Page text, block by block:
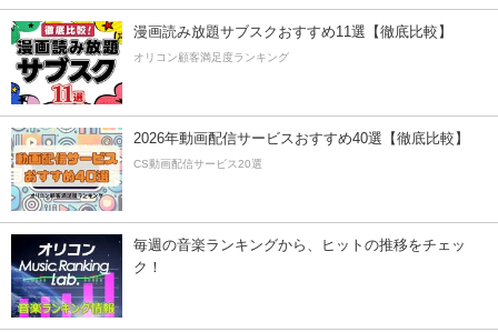
漫画読み放題サブスクおすすめ11選【徹底比較】
オリコン顧客満足度ランキング
2026年動画配信サービスおすすめ40選【徹底比較】
CS動画配信サービス20選
毎週の音楽ランキングから、ヒットの推移をチェッ
ク！